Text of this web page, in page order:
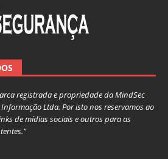
registrada e propriedade da MindSec
Ltda. Por isto nos reservamos ao
de mídias sociais e outros para as